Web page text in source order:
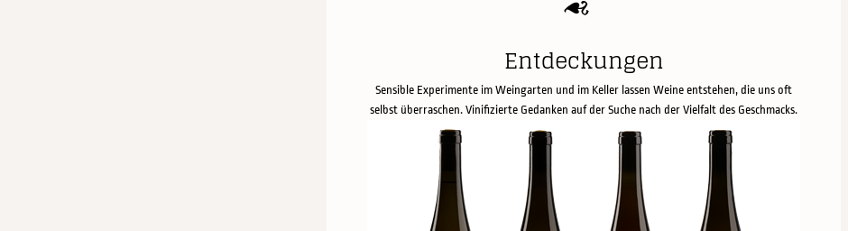
Entdeckungen
Sensible Experimente im Weingarten und im Keller lassen Weine entstehen, die uns oft
selbst überraschen. Vinifizierte Gedanken auf der Suche nach der Vielfalt des Geschmacks.